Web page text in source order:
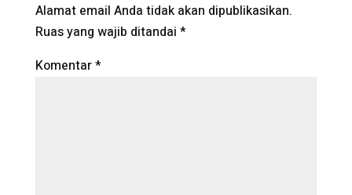
Alamat email Anda tidak akan dipublikasikan.
Ruas yang wajib ditandai *
Komentar*